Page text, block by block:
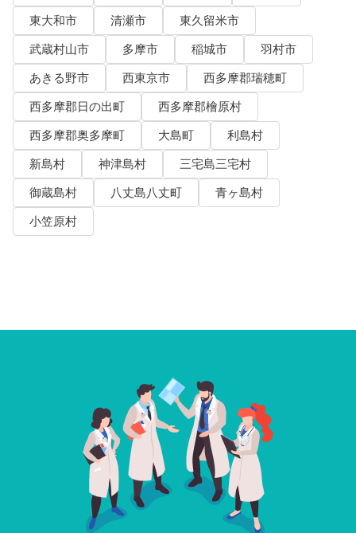
東大和市
清瀬市
東久留米市
武蔵村山市
多摩市 稲城市
羽村市
あきる野市
西東京市
西多摩郡瑞穂町
西多摩郡日の出町
西多摩郡檜原村
西多摩郡奥多摩町
大島町
利島村
新島村
神津島村
三宅島三宅村
御蔵島村
八丈島八丈町
青ヶ島村
小笠原村